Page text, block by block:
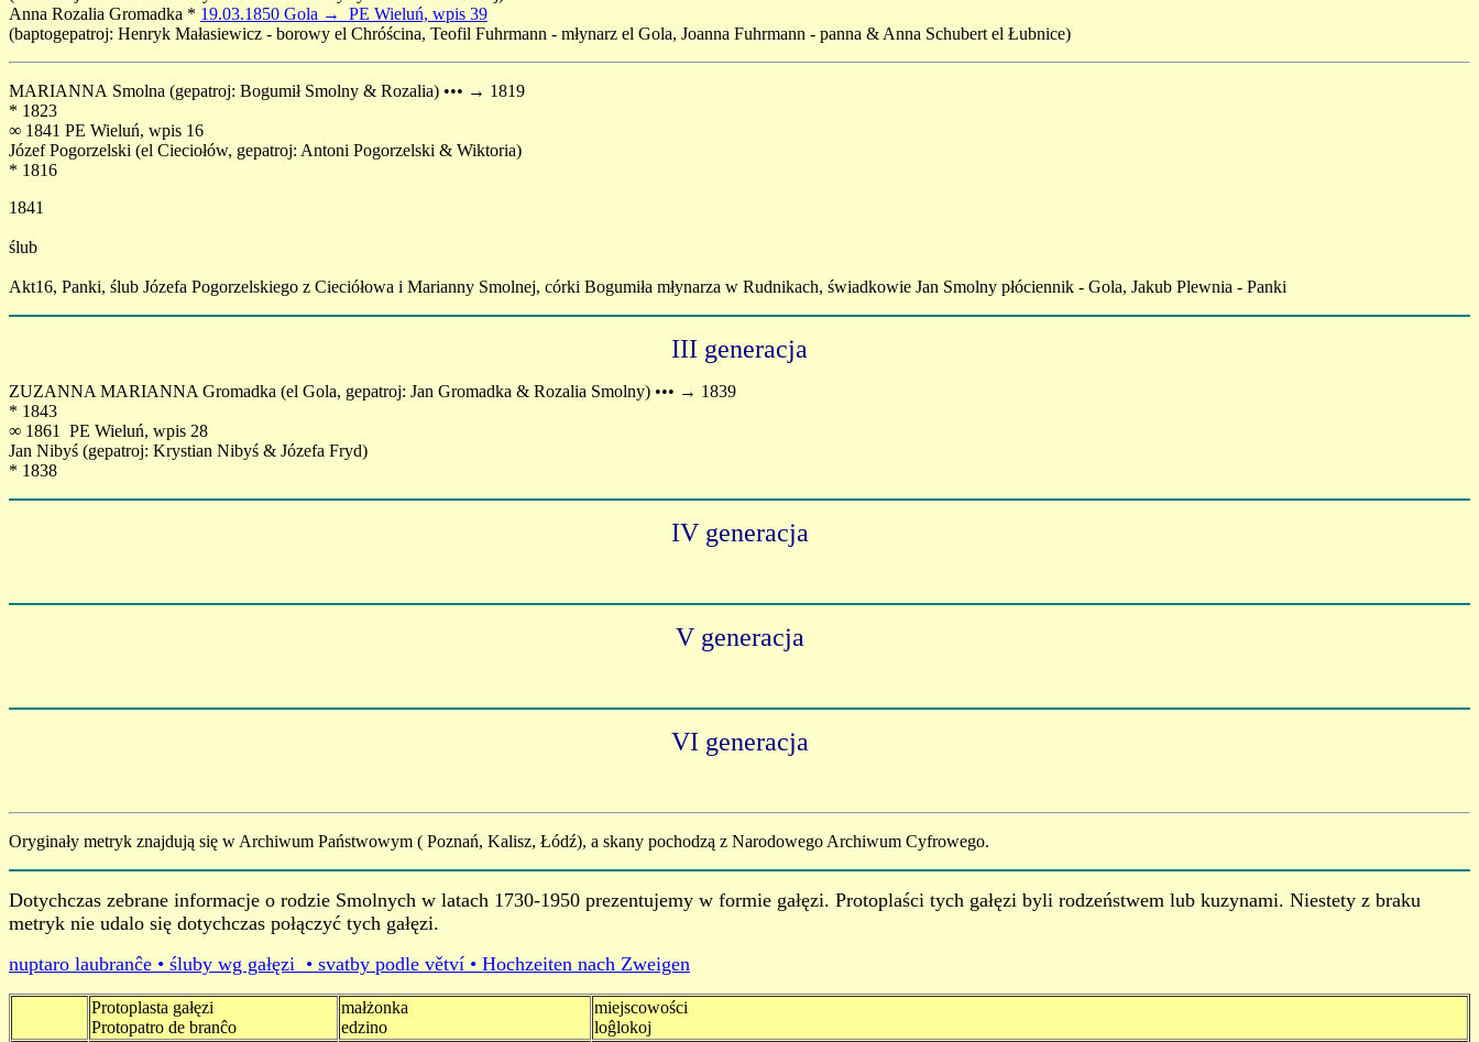
Anna Rozalia Gromadka * 19.03.1850 Gola → PE Wieluń, wpis 39
(baptogepatroj: Henryk Małasiewicz - borowy el Chróścina, Teofil Fuhrmann - młynarz el Gola, Joanna Fuhrmann - panna & Anna Schubert el Łubnice)
MARIANNA Smolna (gepatroj: Bogumił Smolny & Rozalia) ••• → 1819
* 1823
∞ 1841 PE Wieluń, wpis 16
Józef Pogorzelski (el Cieciołów, gepatroj: Antoni Pogorzelski & Wiktoria)
* 1816
1841
ślub
Akt16, Panki, ślub Józefa Pogorzelskiego z Cieciółowa i Marianny Smolnej, córki Bogumiła młynarza w Rudnikach, świadkowie Jan Smolny płóciennik - Gola, Jakub Plewnia - Panki
III generacja
ZUZANNA MARIANNA Gromadka (el Gola, gepatroj: Jan Gromadka & Rozalia Smolny) ••• → 1839
* 1843
∞ 1861 PE Wieluń, wpis 28
Jan Nibyś (gepatroj: Krystian Nibyś & Józefa Fryd)
* 1838
IV generacja
V generacja
VI generacja
Oryginały metryk znajdują się w Archiwum Państwowym ( Poznań, Kalisz, Łódź), a skany pochodzą z Narodowego Archiwum Cyfrowego.
Dotychczas zebrane informacje o rodzie Smolnych w latach 1730-1950 prezentujemy w formie gałęzi. Protoplaści tych gałęzi byli rodzeństwem lub kuzynami. Niestety z braku
metryk nie udalo się dotychczas połączyć tych gałęzi.
nuptaro laubranĉe • śluby wg gałęzi • svatby podle větví • Hochzeiten nach Zweigen
Protoplasta gałęzi
Protopatro de branĉo
małżonka
edzino
miejscowości
loĝlokoj